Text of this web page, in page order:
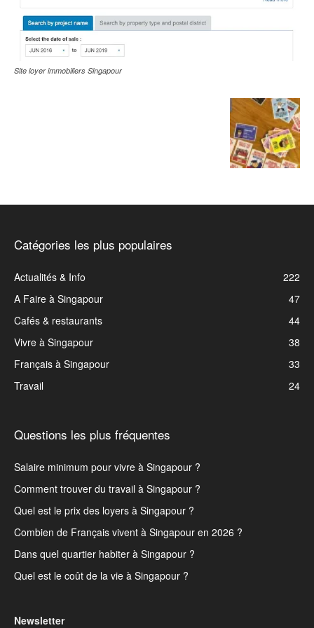
Site loyer immobiliers Singapour
Catégories les plus populaires
Actualités & Info
222
A Faire à Singapour
47
Cafés & restaurants
44
Vivre à Singapour
38
Français à Singapour
33
Travail
24
Questions les plus fréquentes
Salaire minimum pour vivre à Singapour ?
Comment trouver du travail à Singapour ?
Quel est le prix des loyers à Singapour ?
Combien de Français vivent à Singapour en 2026 ?
Dans quel quartier habiter à Singapour ?
Quel est le coût de la vie à Singapour ?
Newsletter